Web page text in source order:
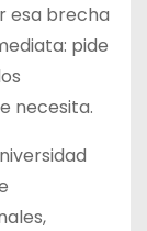
esa brecha
pide
necesita.